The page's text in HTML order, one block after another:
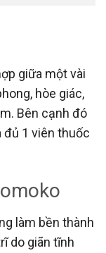
giữa một vài
hòe giác,
Bên cạnh đó
1 viên thuốc
làm bền thành
do giãn tĩnh